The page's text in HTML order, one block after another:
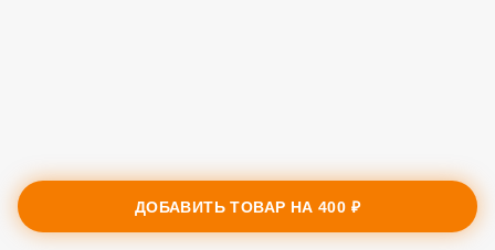
ДОБАВИТЬ ТОВАР НА400 ₽